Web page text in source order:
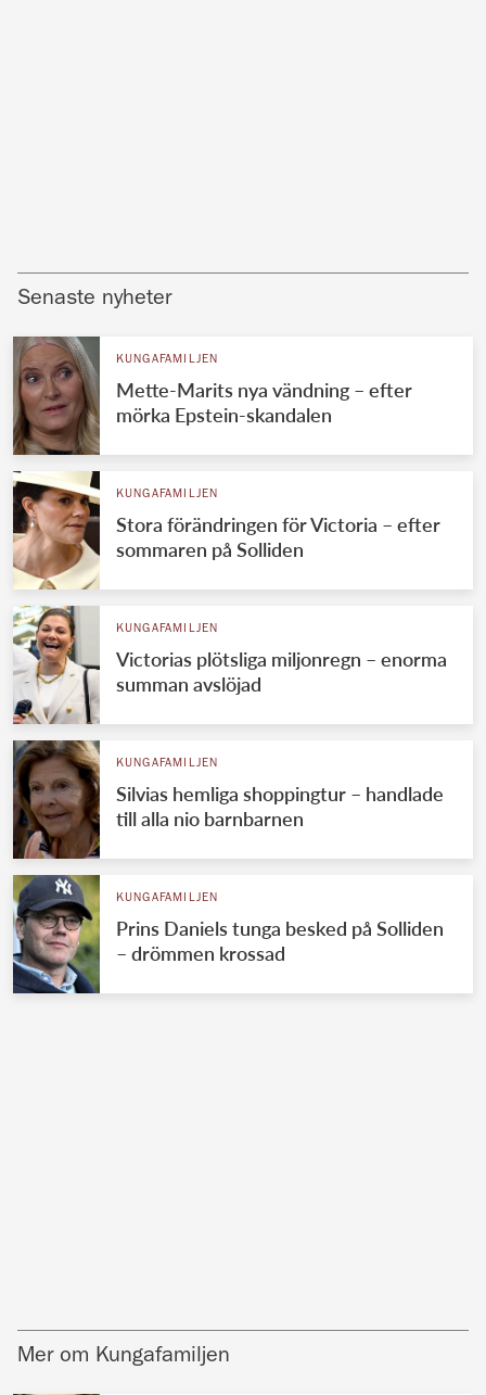
Senaste nyheter
KUNGAFAMILJEN
Mette-Marits nya vändning – efter
mörka Epstein-skandalen
KUNGAFAMILJEN
Stora förändringen för Victoria – efter
sommaren på Solliden
KUNGAFAMILJEN
Victorias plötsliga miljonregn – enorma
summan avslöjad
KUNGAFAMILJEN
Silvias hemliga shoppingtur – handlade
till alla nio barnbarnen
KUNGAFAMILJEN
Prins Daniels tunga besked på Solliden
– drömmen krossad
Mer om Kungafamiljen